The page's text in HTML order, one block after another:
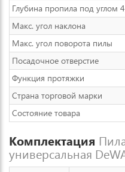
Глубина пропила под углом
Макс. угол наклона
Макс. угол поворота пилы
Посадочное отверстие
Функция протяжки
Страна торговой марки
Состояние товара
Комплектация
универсальная